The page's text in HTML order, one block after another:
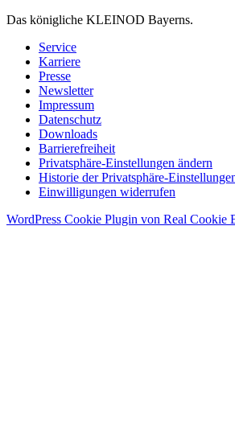
Das königliche KLEINOD Bayerns.
Service
Karriere
Presse
Newsletter
Impressum
Datenschutz
Downloads
Barrierefreiheit
Privatsphäre-Einstellungen ändern
Historie der Privatsphäre-
Einwilligungen widerrufen
WordPress Cookie Plugin von Real Cookie